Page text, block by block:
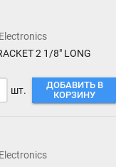
2 1/8" LONG
шт.
ДОБАВИТЬ В
КОРЗИНУ